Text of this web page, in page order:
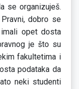
se organizuješ.
dobro se
opet dosta
je što su
fakultetima i
podataka da
neki studenti